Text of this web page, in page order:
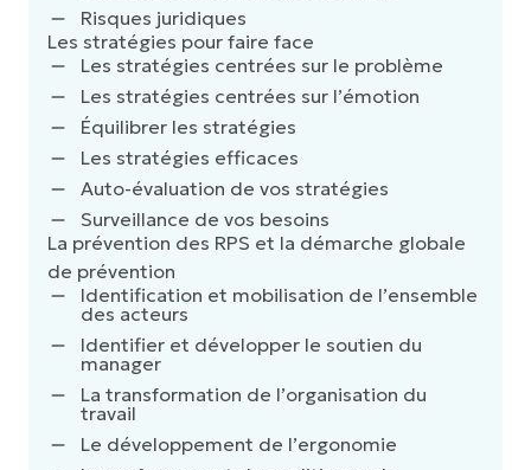
Risques juridiques
Les stratégies pour faire face
Les stratégies centrées sur le problème
Les stratégies centrées sur l’émotion
Équilibrer les stratégies
Les stratégies efficaces
Auto-évaluation de vos stratégies
Surveillance de vos besoins
La prévention des RPS et la démarche globale
de prévention
Identification et mobilisation de l’ensemble
des acteurs
Identifier et développer le soutien du
manager
La transformation de l’organisation du
travail
Le développement de l’ergonomie